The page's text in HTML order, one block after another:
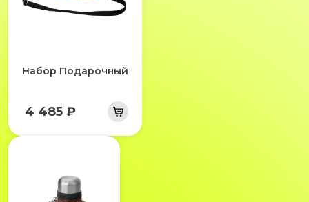
Набор Подарочный
4 485 ₽